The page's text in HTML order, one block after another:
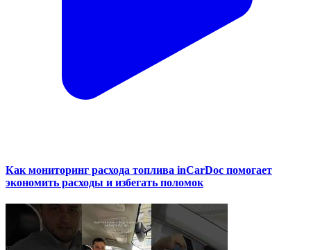
Как мониторинг расхода топлива inCarDoc помогает
экономить расходы и избегать поломок